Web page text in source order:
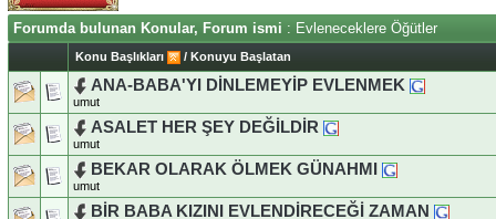
Forumda bulunan Konular, Forum ismi : Evleneceklere Öğütler
Konu Başlıkları / Konuyu Başlatan
ANA-BABA'YI DİNLEMEYİP EVLENMEK
umut
ASALET HER ŞEY DEĞİLDİR
umut
BEKAR OLARAK ÖLMEK GÜNAHMI
umut
BİR BABA KIZINI EVLENDİRECEĞİ ZAMAN